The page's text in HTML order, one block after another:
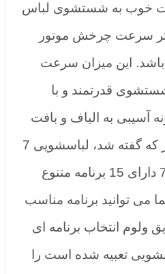
خوب به شستشوی لباس
سرعت چرخش موتور
می باشد. این میزان سرعت
قدرتمند و با
آسیبی به الیاف و بافت
آنها وارد نشود. همانطور که گفته شد، لباسشویی 7
کیلویی بست مدل 7150 دارای 15 برنامه متنوع
توانید برنامه مناسب
ولوم انتخاب برنامه ای
تعبیه شده است را